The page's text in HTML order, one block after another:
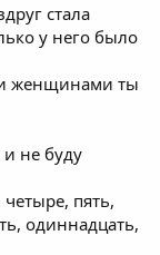
стала
у него было
женщинами ты
не буду
пять,
одиннадцать,